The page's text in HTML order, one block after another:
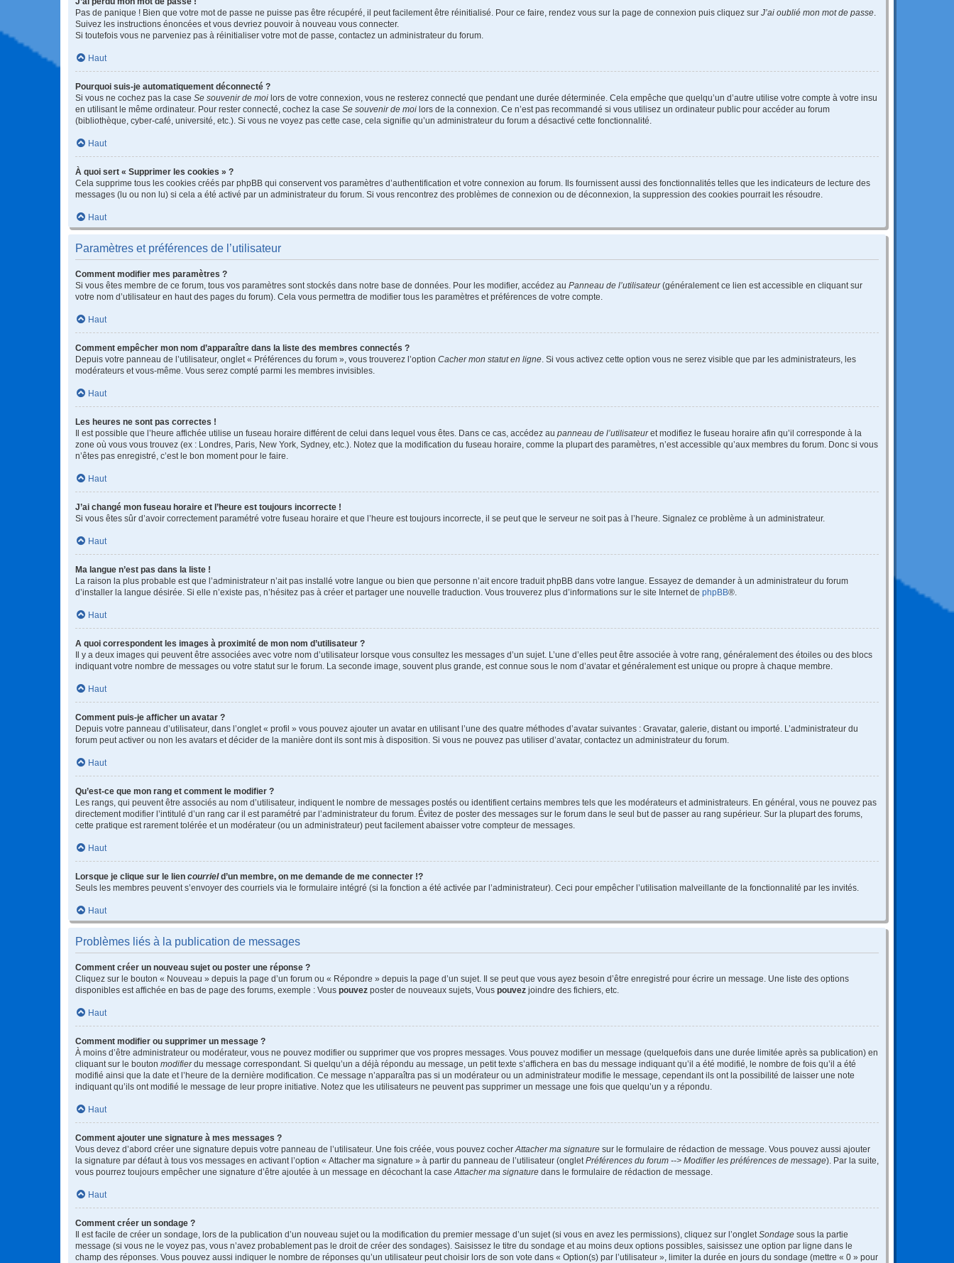
Pas de panique ! Bien que votre mot de passe ne puisse pas être récupéré, il peut facilement être réinitialisé. Pour ce faire, rendez vous sur la page de connexion puis cliquez sur J’ai oublié mon mot de passe
Suivez les instructions énoncées et vous devriez pouvoir à nouveau vous connecter.
Si toutefois vous ne parveniez pas à réinitialiser votre mot de passe, contactez un administrateur du forum.
Haut
Pourquoi suis-je automatiquement déconnecté ?
Si vous ne cochez pas la case Se souvenir de moi lors de votre connexion, vous ne resterez connecté que pendant une durée déterminée. Cela empêche que quelqu’un d’autre utilise votre compte à votre insu
en utilisant le même ordinateur. Pour rester connecté, cochez la case Se souvenir de moi lors de la connexion. Ce n’est pas recommandé si vous utilisez un ordinateur public pour accéder au forum
(bibliothèque, cyber-café, université, etc.). Si vous ne voyez pas cette case, cela signifie qu’un administrateur du forum a désactivé cette fonctionnalité.
Haut
À quoi sert « Supprimer les cookies » ?
Cela supprime tous les cookies créés par phpBB qui conservent vos paramètres d’authentification et votre connexion au forum. Ils fournissent aussi des fonctionnalités telles que les indicateurs de lecture des
messages (lu ou non lu) si cela a été activé par un administrateur du forum. Si vous rencontrez des problèmes de connexion ou de déconnexion, la suppression des cookies pourrait les résoudre.
Haut
Paramètres et préférences de l’utilisateur
Comment modifier mes paramètres ?
Si vous êtes membre de ce forum, tous vos paramètres sont stockés dans notre base de données. Pour les modifier, accédez au Panneau de l’utilisateur(généralement ce lien est accessible en cliquant sur
votre nom d’utilisateur en haut des pages du forum). Cela vous permettra de modifier tous les paramètres et préférences de votre compte.
Haut
Comment empêcher mon nom d’apparaître dans la liste des membres connectés ?
Depuis votre panneau de l’utilisateur, onglet « Préférences du forum », vous trouverez l’option Cacher mon statut en ligne . Si vous activez cette option vous ne serez visible que par les administrateurs, les
modérateurs et vous-même. Vous serez compté parmi les membres invisibles.
Haut
Les heures ne sont pas correctes !
Il est possible que l’heure affichée utilise un fuseau horaire différent de celui dans lequel vous êtes. Dans ce cas, accédez au panneau de l’utilisateuret modifiez le fuseau horaire afin qu’il corresponde à la
zone où vous vous trouvez (ex : Londres, Paris, New York, Sydney, etc.). Notez que la modification du fuseau horaire, comme la plupart des paramètres, n’est accessible qu’aux membres du forum. Donc si vous
n’êtes pas enregistré, c’est le bon moment pour le faire.
Haut
J’ai changé mon fuseau horaire et l’heure est toujours incorrecte !
Si vous êtes sûr d’avoir correctement paramétré votre fuseau horaire et que l’heure est toujours incorrecte, il se peut que le serveur ne soit pas à l’heure. Signalez ce problème à un administrateur.
Haut
Ma langue n’est pas dans la liste !
La raison la plus probable est que l’administrateur n’ait pas installé votre langue ou bien que personne n’ait encore traduit phpBB dans votre langue. Essayez de demander à un administrateur du forum
d’installer la langue désirée. Si elle n’existe pas, n’hésitez pas à créer et partager une nouvelle traduction. Vous trouverez plus d’informations sur le site Internet de phpBB®.
Haut
A quoi correspondent les images à proximité de mon nom d’utilisateur ?
Il y a deux images qui peuvent être associées avec votre nom d’utilisateur lorsque vous consultez les messages d’un sujet. L’une d’elles peut être associée à votre rang, généralement des étoiles ou des blocs
indiquant votre nombre de messages ou votre statut sur le forum. La seconde image, souvent plus grande, est connue sous le nom d’avatar et généralement est unique ou propre à chaque membre.
Haut
Comment puis-je afficher un avatar ?
Depuis votre panneau d’utilisateur, dans l’onglet « profil » vous pouvez ajouter un avatar en utilisant l’une des quatre méthodes d’avatar suivantes : Gravatar, galerie, distant ou importé. L’administrateur du
forum peut activer ou non les avatars et décider de la manière dont ils sont mis à disposition. Si vous ne pouvez pas utiliser d’avatar, contactez un administrateur du forum.
Haut
Qu’est-ce que mon rang et comment le modifier ?
Les rangs, qui peuvent être associés au nom d’utilisateur, indiquent le nombre de messages postés ou identifient certains membres tels que les modérateurs et administrateurs. En général, vous ne pouvez pas
directement modifier l’intitulé d’un rang car il est paramétré par l’administrateur du forum. Évitez de poster des messages sur le forum dans le seul but de passer au rang supérieur. Sur la plupart des forums,
cette pratique est rarement tolérée et un modérateur (ou un administrateur) peut facilement abaisser votre compteur de messages.
Haut
Lorsque je clique sur le lien courrield’un membre, on me demande de me connecter !?
Seuls les membres peuvent s’envoyer des courriels via le formulaire intégré (si la fonction a été activée par l’administrateur). Ceci pour empêcher l’utilisation malveillante de la fonctionnalité par les invités.
Haut
Problèmes liés à la publication de messages
Comment créer un nouveau sujet ou poster une réponse ?
Cliquez sur le bouton « Nouveau » depuis la page d’un forum ou « Répondre » depuis la page d’un sujet. Il se peut que vous ayez besoin d’être enregistré pour écrire un message. Une liste des options
disponibles est affichée en bas de page des forums, exemple : Vous pouvez poster de nouveaux sujets, Vous pouvez joindre des fichiers, etc.
Haut
Comment modifier ou supprimer un message ?
À moins d’être administrateur ou modérateur, vous ne pouvez modifier ou supprimer que vos propres messages. Vous pouvez modifier un message (quelquefois dans une durée limitée après sa publication) en
cliquant sur le bouton modifierdu message correspondant. Si quelqu’un a déjà répondu au message, un petit texte s’affichera en bas du message indiquant qu’il a été modifié, le nombre de fois qu’il a été
modifié ainsi que la date et l’heure de la dernière modification. Ce message n’apparaîtra pas si un modérateur ou un administrateur modifie le message, cependant ils ont la possibilité de laisser une note
indiquant qu’ils ont modifié le message de leur propre initiative. Notez que les utilisateurs ne peuvent pas supprimer un message une fois que quelqu’un y a répondu.
Haut
Comment ajouter une signature à mes messages ?
Vous devez d’abord créer une signature depuis votre panneau de l’utilisateur. Une fois créée, vous pouvez cocher Attacher ma signature sur le formulaire de rédaction de message. Vous pouvez aussi ajouter
la signature par défaut à tous vos messages en activant l’option « Attacher ma signature » à partir du panneau de l’utilisateur (onglet Préférences du forum --> Modifier les préférences de message). Par la suite,
vous pourrez toujours empêcher une signature d’être ajoutée à un message en décochant la case Attacher ma signature dans le formulaire de rédaction de message.
Haut
Comment créer un sondage ?
Il est facile de créer un sondage, lors de la publication d’un nouveau sujet ou la modification du premier message d’un sujet (si vous en avez les permissions), cliquez sur l’onglet Sondage sous la partie
message (si vous ne le voyez pas, vous n’avez probablement pas le droit de créer des sondages). Saisissez le titre du sondage et au moins deux options possibles, saisissez une option par ligne dans le
champ des réponses. Vous pouvez aussi indiquer le nombre de réponses qu’un utilisateur peut choisir lors de son vote dans « Option(s) par l’utilisateur », limiter la durée en jours du sondage (mettre « 0 » pour